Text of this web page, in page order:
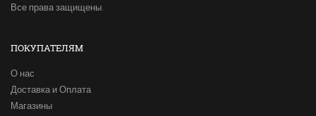
Все права защищены.
ПОКУПАТЕЛЯМ
О нас
Доставка и Оплата
Магазины